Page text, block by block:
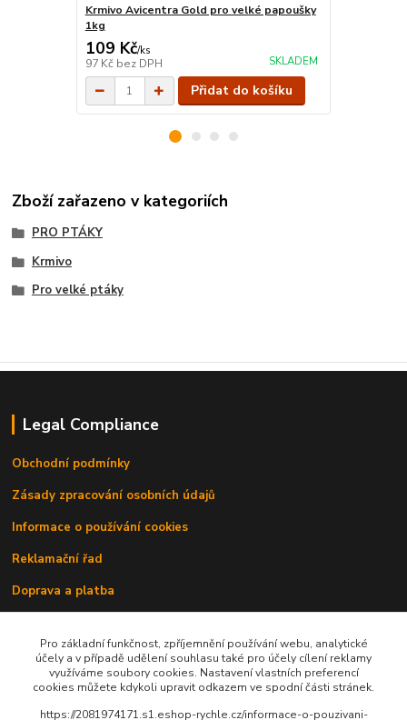
Krmivo Avicentra Gold pro velké papoušky
1kg
109 Kč/ks
97 Kč bez DPH SKLADEM
Přidat do košíku
Zboží zařazeno v kategoriích
PRO PTÁKY
Krmivo
Pro velké ptáky
Legal Compliance
Obchodní podmínky
Zásady zpracování osobních údajů
Informace o používání cookies
Reklamační řad
Doprava a platba
Pro základní funkčnost, zpříjemnění používání webu, analytické
účely a v případě udělení souhlasu také pro účely cílení reklamy
využíváme soubory cookies. Nastavení vlastních preferencí
cookies můžete kdykoli upravit odkazem ve spodní části stránek.
https://2081974171.s1.eshop-rychle.cz/informace-o-pouzivani-